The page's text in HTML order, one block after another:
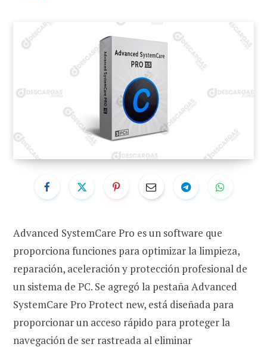
Advanced SystemCare Pro es un software que
proporciona funciones para optimizar la limpieza,
reparación, aceleración y protección profesional de
un sistema de PC. Se agregó la pestaña Advanced
SystemCare Pro Protect new, está diseñada para
proporcionar un acceso rápido para proteger la
navegación de ser rastreada al eliminar